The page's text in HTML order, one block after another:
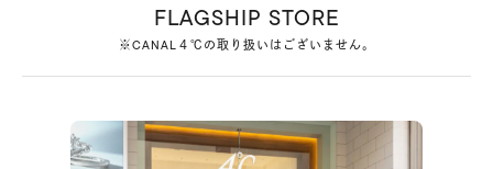
#ハーフエタニティリング #エタニティ
#ダイヤモンド ネックレス #eギフト
FLAGSHIP STORE
※CANAL４℃の取り扱いはございません。